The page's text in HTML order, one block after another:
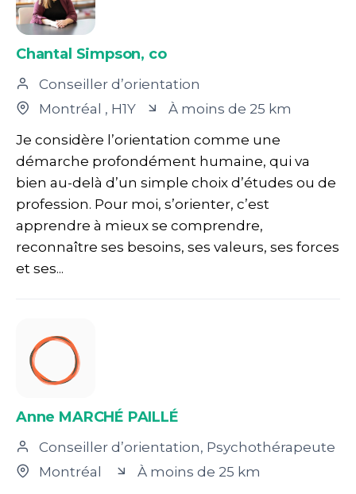
Chantal Simpson, co
Conseiller d’orientation
Montréal , H1Y
À moins de 25 km
Je considère l’orientation comme une
démarche profondément humaine, qui va
bien au-delà d’un simple choix d’études ou de
profession. Pour moi, s’orienter, c’est
apprendre à mieux se comprendre,
reconnaître ses besoins, ses valeurs, ses forces
et ses...
Anne MARCHÉ PAILLÉ
Conseiller d’orientation, Psychothérapeute
Montréal
À moins de 25 km